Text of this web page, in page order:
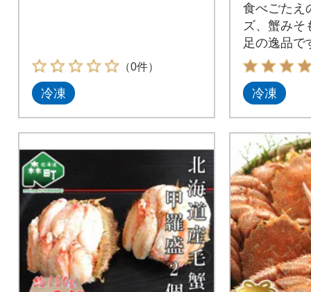
（0件）
冷凍
食べごたえ
ズ、蟹みそ
足の逸品で
冷凍